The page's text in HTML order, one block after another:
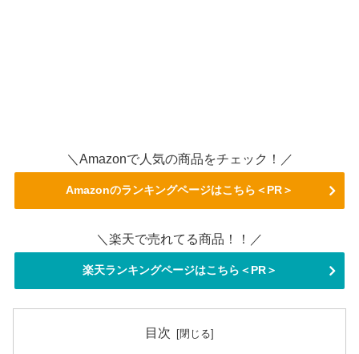
＼Amazonで人気の商品をチェック！／
Amazonのランキングページはこちら＜PR＞
＼楽天で売れてる商品！！／
楽天ランキングページはこちら＜PR＞
目次